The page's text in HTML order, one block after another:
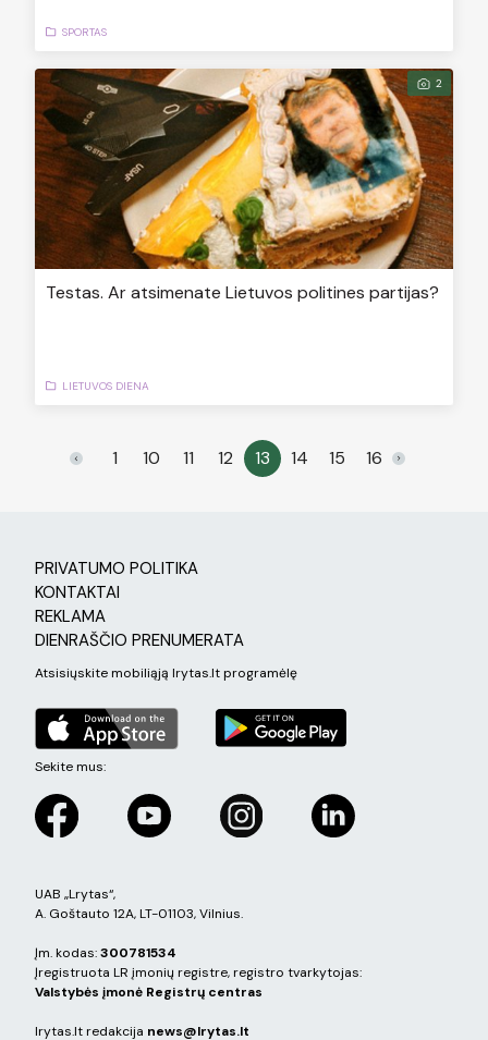
SPORTAS
2
Testas. Ar atsimenate Lietuvos politines partijas?
LIETUVOS DIENA
1 10 11 12 13 14 15 16
PRIVATUMO POLITIKA
KONTAKTAI
REKLAMA
DIENRAŠČIO PRENUMERATA
Atsisiųskite mobiliąją lrytas.lt programėlę
Sekite mus:
UAB „Lrytas“,
A. Goštauto 12A, LT-01103, Vilnius.
Įm. kodas:300781534
Įregistruota LR įmonių registre, registro tvarkytojas:
Valstybės įmonė Registrų centras
lrytas.lt redakcija news@lrytas.lt